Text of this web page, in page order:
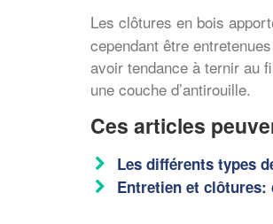
Les clôtures en bois
cependant être
avoir tendance à ternir au
une couche d’antirouille.
Ces articles
Les différents types
Entretien et clôtures: